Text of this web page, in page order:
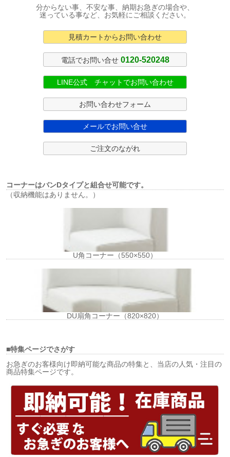
分からない事、不安な事、納期お急ぎの場合や、
迷っている事など、お気軽にご相談ください。
見積カートからお問い合わせ
電話でお問い合せ 0120-520248
LINE公式 チャットでお問い合わせ
お問い合わせフォーム
メールでお問い合せ
ご注文のながれ
コーナーはバンDタイプと組合せ可能です。
（収納機能はありません。）
U角コーナー（550×550）
DU扇角コーナー（820×820）
■特集ページでさがす
お急ぎのお客様向け即納可能な商品の特集と、当店の人気・注目の
商品特集ページです。